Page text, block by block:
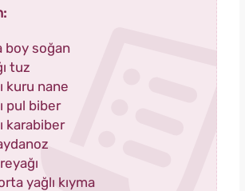
boy soğan
tuz
kuru nane
pul biber
karabiber
yağlı kıyma